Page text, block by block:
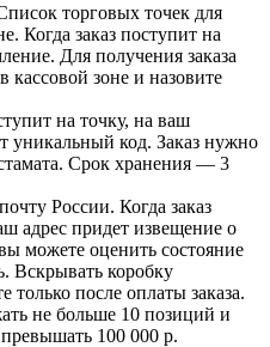
торговых точек для
Когда заказ поступит на
Для получения заказа
кассовой зоне и назовите
на точку, на ваш
уникальный код. Заказ нужно
Срок хранения — 3
России. Когда заказ
адрес придет извещение о
можете оценить состояние
Вскрывать коробку
только после оплаты заказа.
не больше 10 позиций и
100 000 р.